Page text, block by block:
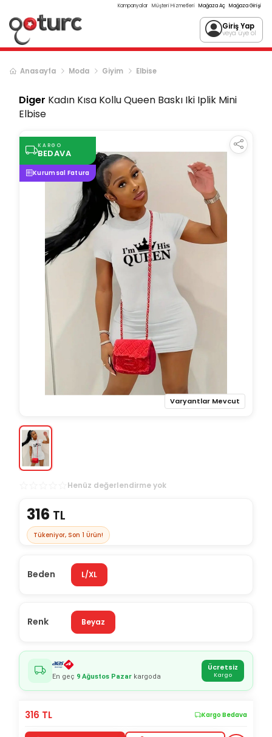
Kampanyalar Müşteri Hizmetleri Mağaza Aç Mağaza Girişi
Giriş Yap
veya üye ol
Anasayfa Moda Giyim Elbise
Diger Kadın Kısa Kollu Queen Baskı Iki Iplik Mini
Elbise
KARGO
BEDAVA
Kurumsal Fatura
Varyantlar Mevcut
Henüz değerlendirme yok
316 TL
Tükeniyor, Son 1 Ürün!
Beden L/XL
Renk Beyaz
En geç 9 Ağustos Pazar kargoda
Ücretsiz
Kargo
316 TL Kargo Bedava